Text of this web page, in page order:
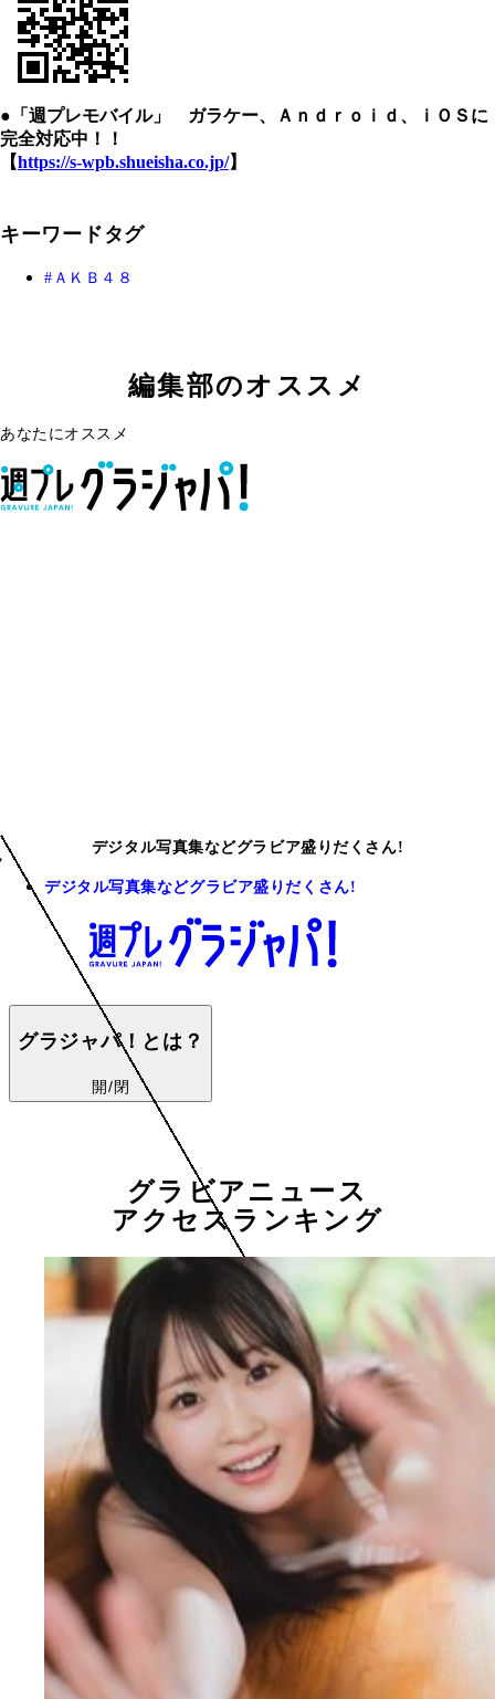
●「週プレモバイル」 ガラケー、Ａｎｄｒｏｉｄ、ｉＯＳに
完全対応中！！
【https://s-wpb.shueisha.co.jp/】
キーワードタグ
ＡＫＢ４８
編集部のオススメ
あなたにオススメ
デジタル写真集などグラビア盛りだくさん!
デジタル写真集などグラビア盛りだくさん!
グラジャパ！とは？
開/閉
グラビアニュース
アクセスランキング